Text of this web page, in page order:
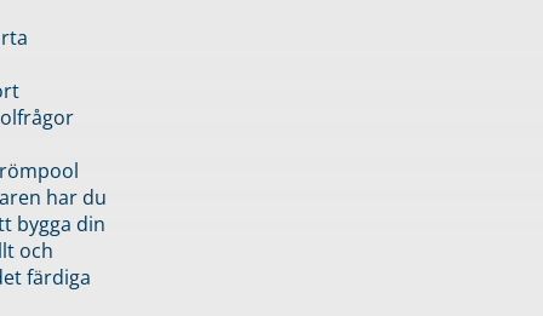
har du
bygga din
och
färdiga